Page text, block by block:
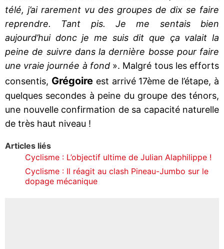
télé, j’ai rarement vu des groupes de dix se faire
reprendre. Tant pis. Je me sentais bien
aujourd’hui donc je me suis dit que ça valait la
peine de suivre dans la dernière bosse pour faire
une vraie journée à fond ». Malgré tous les efforts
consentis, Grégoireest arrivé 17ème de l’étape, à
quelques secondes à peine du groupe des ténors,
une nouvelle confirmation de sa capacité naturelle
de très haut niveau !
Articles liés
Cyclisme : L’objectif ultime de Julian Alaphilippe !
Cyclisme : Il réagit au clash Pineau-Jumbo sur le
dopage mécanique